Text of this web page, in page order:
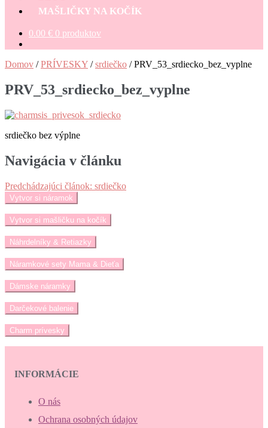
MAŠLIČKY NA KOČÍK
0.00 € 0 produktov
Domov /PRÍVESKY /srdiečko /PRV_53_srdiecko_bez_vyplne
PRV_53_srdiecko_bez_vyplne
srdiečko bez výplne
Navigácia v článku
Predchádzajúci článok: srdiečko
Vytvor si náramok
Vytvor si mašličku na kočík
Náhrdelníky & Retiazky
Náramkové sety Mama & Dieťa
Dámske náramky
Darčekové balenie
Charm prívesky
INFORMÁCIE
O nás
Ochrana osobných údajov